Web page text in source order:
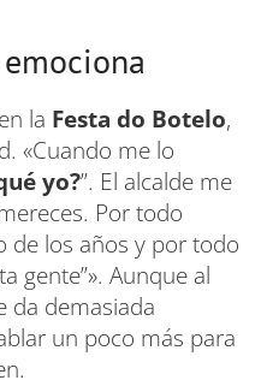
la Festa do Botelo,
«Cuando me lo
yo?”. El alcalde me
Por todo
de los años y por todo
gente”». Aunque al
da demasiada
un poco más para